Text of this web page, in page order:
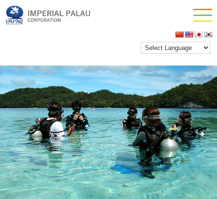
intro diving
inpactestuser |2021年2月3日